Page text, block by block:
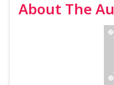
About The